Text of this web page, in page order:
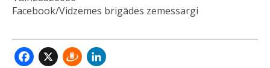
Facebook/Vidzemes brigādes zemessargi
Facebook
X Draugiem